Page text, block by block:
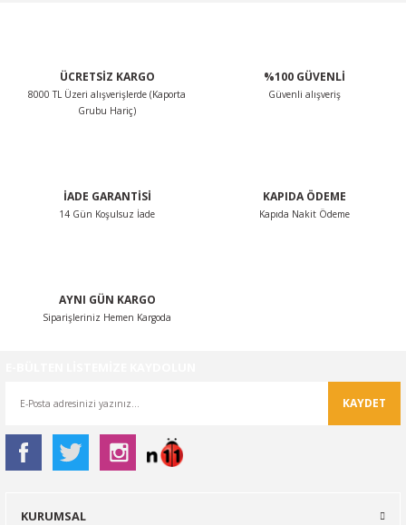
ÜCRETSİZ KARGO
8000 TL Üzeri alışverişlerde (Kaporta
Grubu Hariç)
%100 GÜVENLİ
Güvenli alışveriş
İADE GARANTİSİ
14 Gün Koşulsuz İade
KAPIDA ÖDEME
Kapıda Nakit Ödeme
AYNI GÜN KARGO
Siparişleriniz Hemen Kargoda
KAYDET
KURUMSAL